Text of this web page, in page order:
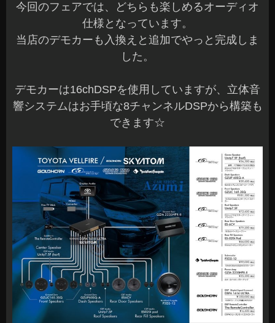
今回のフェアでは、どちらも楽しめるオーディオ
仕様となっています。
当店のデモカーも入換えと追加でやっと完成しま
した。
デモカーは16chDSPを使用していますが、立体音
響システムはお手頃な8チャンネルDSPから構築も
できます☆